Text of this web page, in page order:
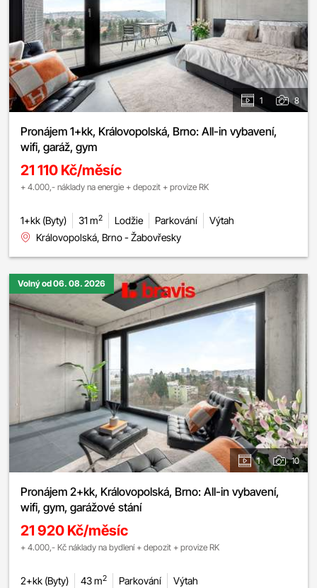
1 8
Pronájem 1+kk, Královopolská, Brno: All-in vybavení,
wifi, garáž, gym
21 110 Kč/měsíc
+ 4.000,- náklady na energie + depozit + provize RK
1+kk (Byty) 31 m2 Lodžie Parkování
Výtah
Královopolská, Brno - Žabovřesky
Volný od 06. 08. 2026
1 10
Pronájem 2+kk, Královopolská, Brno: All-in vybavení,
wifi, gym, garážové stání
21 920 Kč/měsíc
+ 4.000,- Kč náklady na bydlení + depozit + provize RK
2+kk (Byty) 43 m2 Parkování
Výtah